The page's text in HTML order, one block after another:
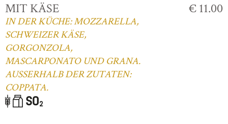
MIT KÄSE
IN DER KÜCHE: MOZZARELLA,
SCHWEIZER KÄSE,
GORGONZOLA,
MASCARPONATO UND GRANA.
AUSSERHALB DER ZUTATEN:
COPPATA.
€ 11.00